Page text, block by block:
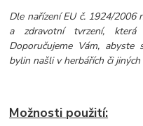
Dle nařízení EU č. 1924/2006
a zdravotní tvrzení, která
Doporučujeme Vám,
bylin našli v herbářích či
Možnosti použití: